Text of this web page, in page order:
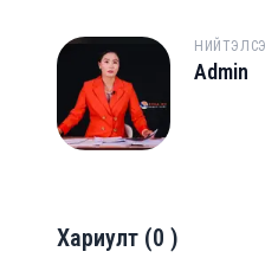
A
Admin
Хариулт (0 )